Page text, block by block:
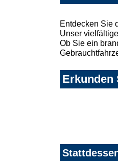
Entdecken Sie
Unser
Ob Sie ein
Erkunden